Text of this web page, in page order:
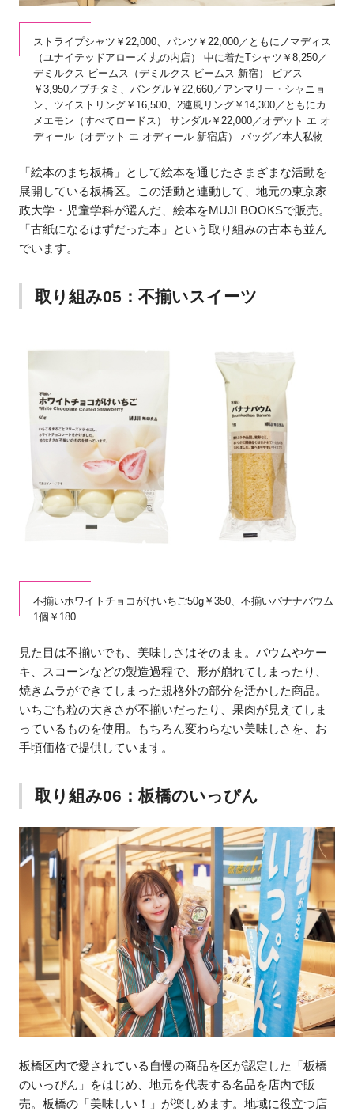
ストライプシャツ￥22,000、パンツ￥22,000／ともにノマディス
（ユナイテッドアローズ 丸の内店） 中に着たTシャツ￥8,250／
デミルクス ビームス（デミルクス ビームス 新宿） ピアス
￥3,950／プチタミ、バングル￥22,660／アンマリー・シャニョ
ン、ツイストリング￥16,500、2連風リング￥14,300／ともにカ
メエモン（すべてロードス） サンダル￥22,000／オデット エ オ
ディール（オデット エ オディール 新宿店） バッグ／本人私物
「絵本のまち板橋」として絵本を通じたさまざまな活動を
展開している板橋区。この活動と連動して、地元の東京家
政大学・児童学科が選んだ、絵本をMUJI BOOKSで販売。
「古紙になるはずだった本」という取り組みの古本も並ん
でいます。
取り組み05：不揃いスイーツ
不揃いホワイトチョコがけいちご50g￥350、不揃いバナナバウム
1個￥180
見た目は不揃いでも、美味しさはそのまま。バウムやケー
キ、スコーンなどの製造過程で、形が崩れてしまったり、
焼きムラができてしまった規格外の部分を活かした商品。
いちごも粒の大きさが不揃いだったり、果肉が見えてしま
っているものを使用。もちろん変わらない美味しさを、お
手頃価格で提供しています。
取り組み06：板橋のいっぴん
板橋区内で愛されている自慢の商品を区が認定した「板橋
のいっぴん」をはじめ、地元を代表する名品を店内で販
売。板橋の「美味しい！」が楽しめます。地域に役立つ店